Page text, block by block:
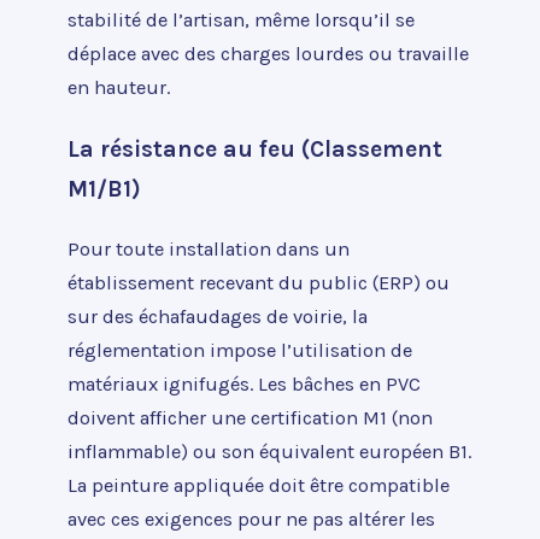
stabilité de l’artisan, même lorsqu’il se
déplace avec des charges lourdes ou travaille
en hauteur.
La résistance au feu (Classement
M1/B1)
Pour toute installation dans un
établissement recevant du public (ERP) ou
sur des échafaudages de voirie, la
réglementation impose l’utilisation de
matériaux ignifugés. Les bâches en PVC
doivent afficher une certification M1 (non
inflammable) ou son équivalent européen B1.
La peinture appliquée doit être compatible
avec ces exigences pour ne pas altérer les